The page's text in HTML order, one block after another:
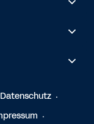
Datenschutz